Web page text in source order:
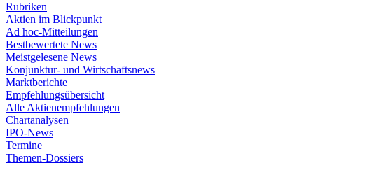
Rubriken
Aktien im Blickpunkt
Ad hoc-Mitteilungen
Bestbewertete News
Meistgelesene News
Konjunktur- und Wirtschaftsnews
Marktberichte
Empfehlungsübersicht
Alle Aktienempfehlungen
Chartanalysen
IPO-News
Termine
Themen-Dossiers